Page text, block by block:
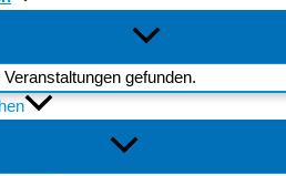
Veranstaltungen gefunden.